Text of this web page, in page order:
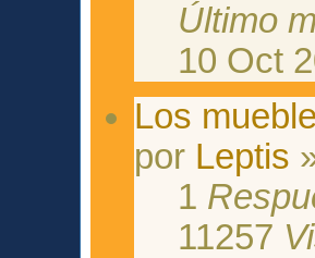
Último
10 Oct
Los
por Leptis
1
11257